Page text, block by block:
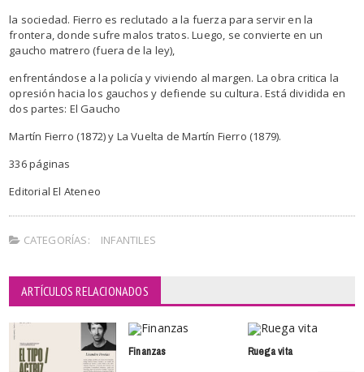
la sociedad. Fierro es reclutado a la fuerza para servir en la
frontera, donde sufre malos tratos. Luego, se convierte en un
gaucho matrero (fuera de la ley),
enfrentándose a la policía y viviendo al margen. La obra critica la
opresión hacia los gauchos y defiende su cultura. Está dividida en
dos partes: El Gaucho
Martín Fierro (1872) y La Vuelta de Martín Fierro (1879).
336 páginas
Editorial El Ateneo
CATEGORÍAS: INFANTILES
ARTÍCULOS RELACIONADOS
Finanzas Ruega vita